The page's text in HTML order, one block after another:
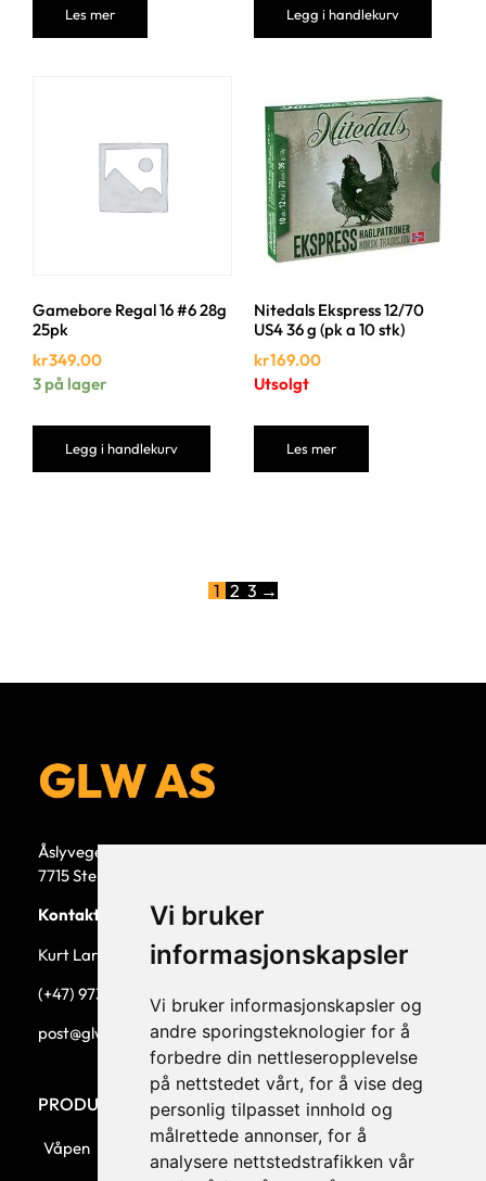
Vi bruker
informasjonskapsler
Vi bruker informasjonskapsler og
andre sporingsteknologier for å
forbedre din nettleseropplevelse
på nettstedet vårt, for å vise deg
personlig tilpasset innhold og
målrettede annonser, for å
analysere nettstedstrafikken vår
Les mer Legg i handlekurv
Gamebore Regal 16 #6 28g
25pk
kr349.00
3 på lager
Legg i handlekurv
Nitedals Ekspress 12/70
US4 36 g (pk a 10 stk)
kr169.00
Utsolgt
Les mer
1 2 3 →
Åslyvegen 5b
7715 Steinkjer
Kontaktperson
Kurt Larsen, daglig leder.
(+47) 973 33 332
post@glw.no
PRODUKTKATEGORIER
Våpen